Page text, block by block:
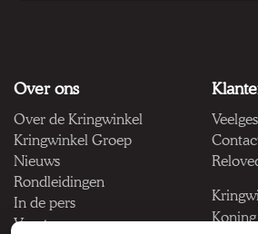
Over ons
Over de Kringwinkel
Kringwinkel Groep
Nieuws
Rondleidingen
In de pers
Vacatures